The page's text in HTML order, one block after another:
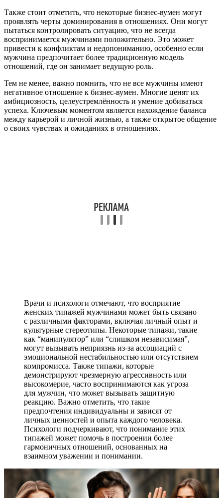
Также стоит отметить, что некоторые бизнес-вумен могут
проявлять черты доминирования в отношениях. Они могут
пытаться контролировать ситуацию, что не всегда
воспринимается мужчинами положительно. Это может
привести к конфликтам и недопониманию, особенно если
мужчина предпочитает более традиционную модель
отношений, где он занимает ведущую роль.
Тем не менее, важно помнить, что не все мужчины имеют
негативное отношение к бизнес-вумен. Многие ценят их
амбициозность, целеустремлённость и умение добиваться
успеха. Ключевым моментом является нахождение баланса
между карьерой и личной жизнью, а также открытое общение
о своих чувствах и ожиданиях в отношениях.
Врачи и психологи отмечают, что восприятие
женских типажей мужчинами может быть связано
с различными факторами, включая личный опыт и
культурные стереотипы. Некоторые типажи, такие
как “манипулятор” или “слишком независимая”,
могут вызывать неприязнь из-за ассоциаций с
эмоциональной нестабильностью или отсутствием
компромисса. Также типажи, которые
демонстрируют чрезмерную агрессивность или
высокомерие, часто воспринимаются как угроза
для мужчин, что может вызывать защитную
реакцию. Важно отметить, что такие
предпочтения индивидуальны и зависят от
личных ценностей и опыта каждого человека.
Психологи подчеркивают, что понимание этих
типажей может помочь в построении более
гармоничных отношений, основанных на
взаимном уважении и понимании.